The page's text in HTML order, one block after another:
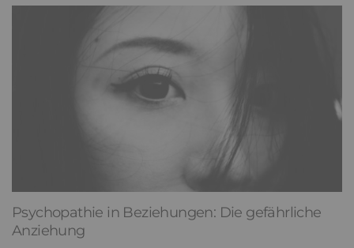
Psychopathie in Beziehungen: Die gefährliche
Anziehung